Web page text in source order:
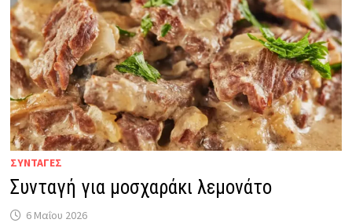
ΣΥΝΤΑΓΕΣ
Συνταγή για μοσχαράκι λεμονάτο
6 Μαΐου 2026